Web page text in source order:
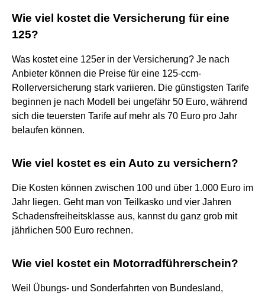
Wie viel kostet die Versicherung für eine
125?
Was kostet eine 125er in der Versicherung? Je nach
Anbieter können die Preise für eine 125-ccm-
Rollerversicherung stark variieren. Die günstigsten Tarife
beginnen je nach Modell bei ungefähr 50 Euro, während
sich die teuersten Tarife auf mehr als 70 Euro pro Jahr
belaufen können.
Wie viel kostet es ein Auto zu versichern?
Die Kosten können zwischen 100 und über 1.000 Euro im
Jahr liegen. Geht man von Teilkasko und vier Jahren
Schadensfreiheitsklasse aus, kannst du ganz grob mit
jährlichen 500 Euro rechnen.
Wie viel kostet ein Motorradführerschein?
Weil Übungs- und Sonderfahrten von Bundesland,